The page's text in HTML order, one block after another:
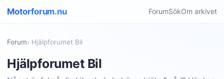
Motorforum.nu ForumSökOm arkivet
Forum› Hjälpforumet Bil
Hjälpforumet Bil